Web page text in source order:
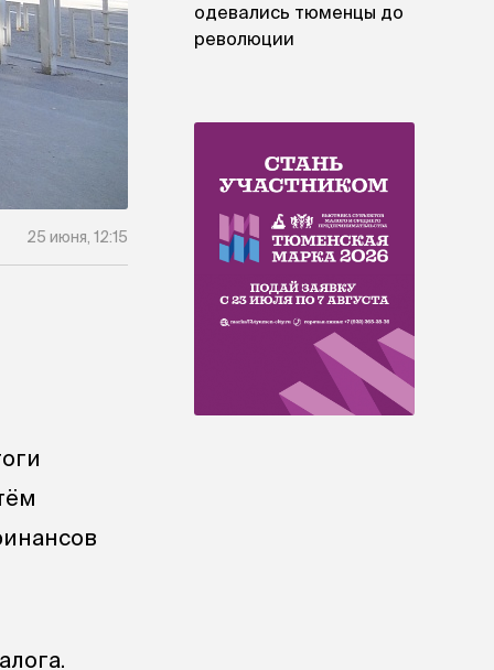
25 июня, 12:15
одевались тюменцы до
революции